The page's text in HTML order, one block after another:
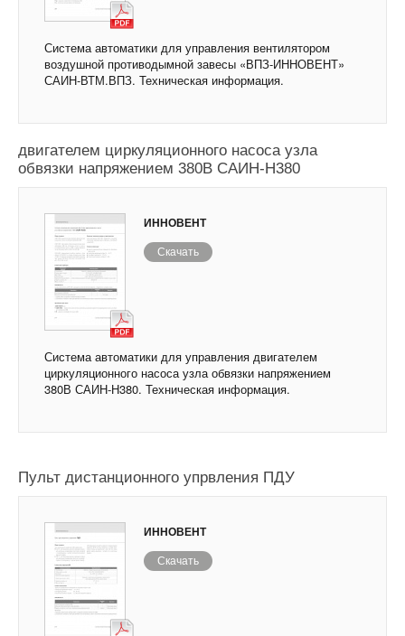
Система автоматики для управления вентилятором
воздушной противодымной завесы «ВПЗ-ИННОВЕНТ»
САИН-ВТМ.ВПЗ. Техническая информация.
двигателем циркуляционного насоса узла
обвязки напряжением 380В САИН-Н380
ИННОВЕНТ
Скачать
Система автоматики для управления двигателем
циркуляционного насоса узла обвязки напряжением
380В САИН-Н380. Техническая информация.
Пульт дистанционного упрвления ПДУ
ИННОВЕНТ
Скачать